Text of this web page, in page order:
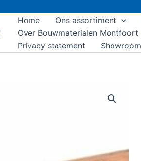
Home Ons assortiment
Over Bouwmaterialen Montfoort
Privacy statement
Showroom